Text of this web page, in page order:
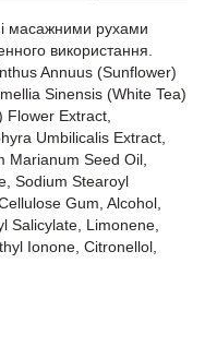
масажними рухами
використання.
Annuus (Sunflower)
Sinensis (White Tea)
Extract,
Umbilicalis Extract,
Marianum Seed Oil,
Sodium Stearoyl
Gum, Alcohol,
Salicylate, Limonene,
Ionone, Citronellol,